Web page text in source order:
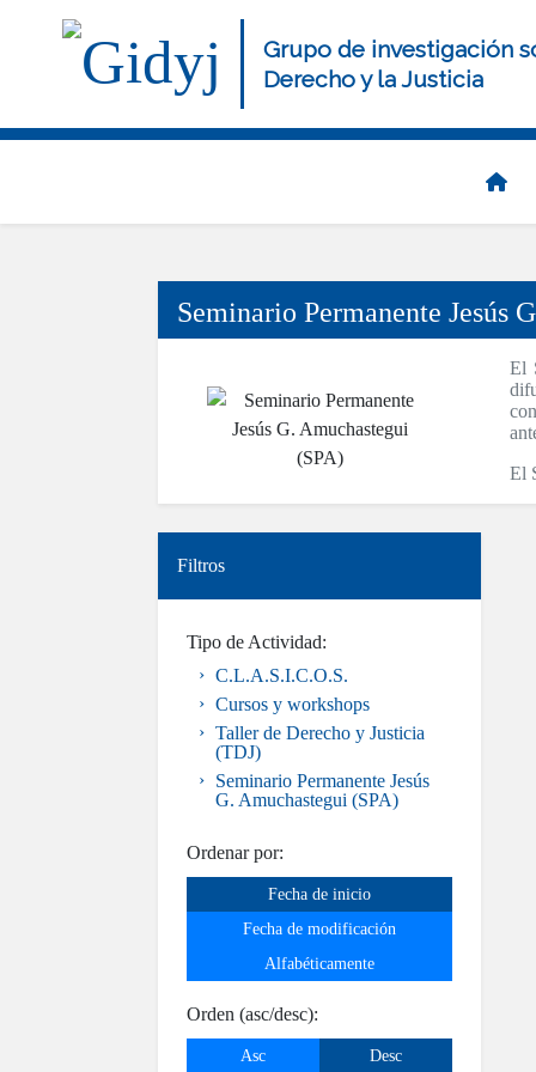
Grupo de investigación
Derecho y la Justicia
principal
Seminario Permanente Jesús
El
El
Filtros
Tipo de Actividad:
C.L.A.S.I.C.O.S.
Cursos y workshops
Taller de Derecho y Justicia
(TDJ)
Seminario Permanente Jesús
G. Amuchastegui (SPA)
Ordenar por:
Fecha de inicio
Fecha de modificación
Alfabéticamente
Orden (asc/desc):
Asc Desc